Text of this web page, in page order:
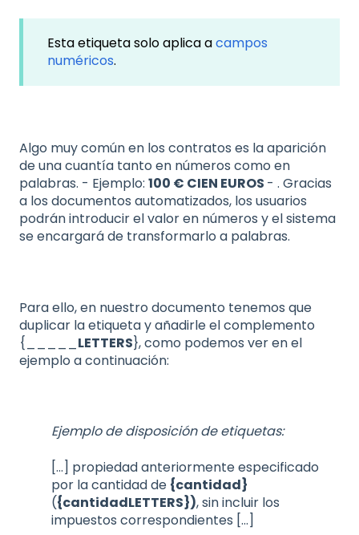
Esta etiqueta solo aplica acampos
numéricos.
Algo muy común en los contratos es la aparición
de una cuantía tanto en números como en
palabras. - Ejemplo: 100 € CIEN EUROS - . Gracias
a los documentos automatizados, los usuarios
podrán introducir el valor en números y el sistema
se encargará de transformarlo a palabras.
Para ello, en nuestro documento tenemos que
duplicar la etiqueta y añadirle el complemento
{_____ LETTERS}, como podemos ver en el
ejemplo a continuación:
Ejemplo de disposición de etiquetas:
[...] propiedad anteriormente especificado
por la cantidad de {cantidad}
({cantidadLETTERS}), sin incluir los
impuestos correspondientes [...]